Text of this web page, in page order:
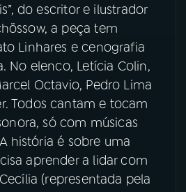
Facebook
X
do escritor e ilustrador
a peça tem
Linhares e cenografia
No elenco, Letícia Colin,
Octavio, Pedro Lima
Todos cantam e tocam
só com músicas
história é sobre uma
aprender a lidar com
(representada pela